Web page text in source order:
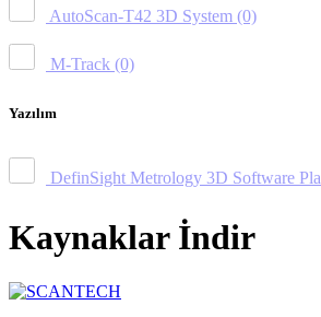
AutoScan-T42 3D System (0)
M-Track (0)
Yazılım
DefinSight Metrology 3D Software
Kaynaklar İndir